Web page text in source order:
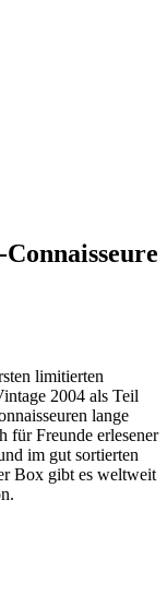
limitierten
2004 als Teil
lange
für Freunde erlesener
im gut sortierten
Box gibt es weltweit